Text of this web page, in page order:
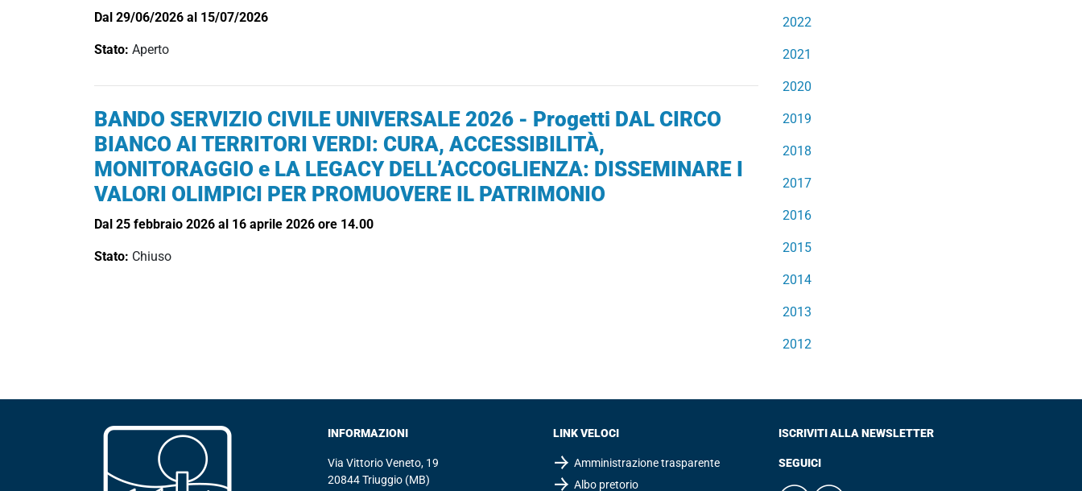
Dal 29/06/2026 al 15/07/2026
Stato: Aperto
BANDO SERVIZIO CIVILE UNIVERSALE 2026 - Progetti DAL CIRCO
BIANCO AI TERRITORI VERDI: CURA, ACCESSIBILITÀ,
MONITORAGGIO e LA LEGACY DELL’ACCOGLIENZA: DISSEMINARE I
VALORI OLIMPICI PER PROMUOVERE IL PATRIMONIO
Dal 25 febbraio 2026 al 16 aprile 2026 ore 14.00
Stato: Chiuso
2022
2021
2020
2019
2018
2017
2016
2015
2014
2013
2012
INFORMAZIONI
Via Vittorio Veneto, 19
20844 Triuggio (MB)
LINK VELOCI
Amministrazione trasparente
Albo pretorio
ISCRIVITI ALLA NEWSLETTER
SEGUICI